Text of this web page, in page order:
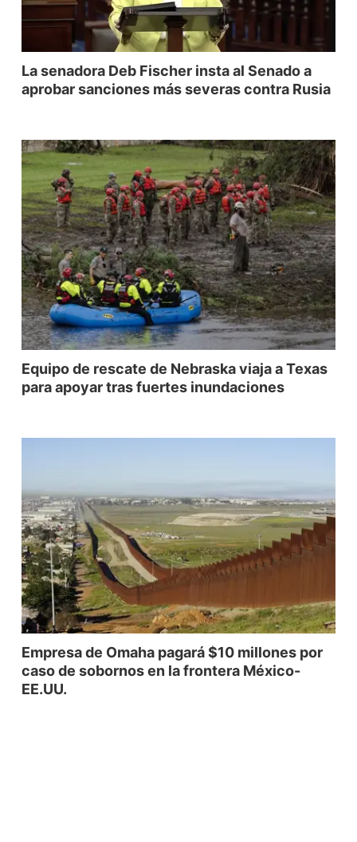
La senadora Deb Fischer insta al Senado a
aprobar sanciones más severas contra Rusia
Equipo de rescate de Nebraska viaja a Texas
para apoyar tras fuertes inundaciones
Empresa de Omaha pagará $10 millones por
caso de sobornos en la frontera México-
EE.UU.